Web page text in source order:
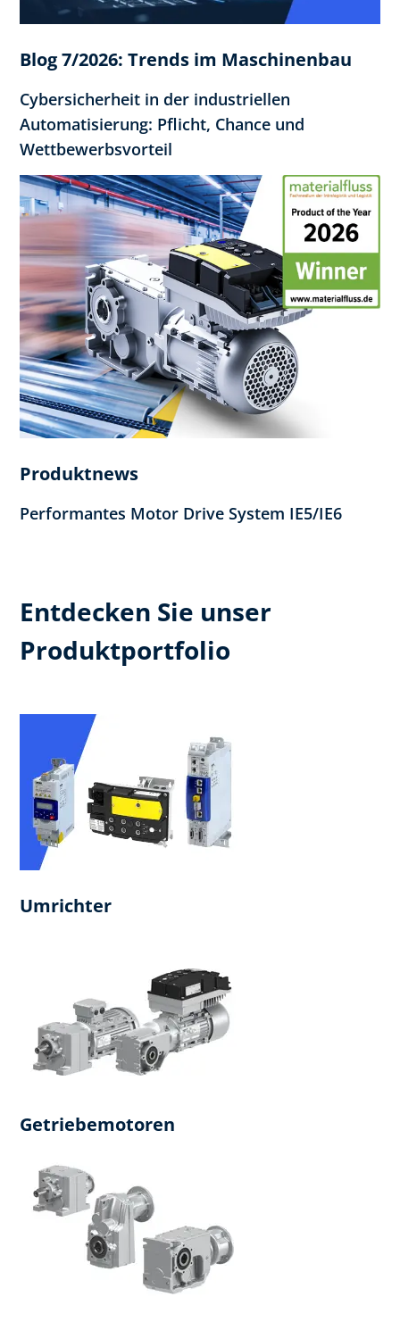
Blog 7/2026: Trends im Maschinenbau
Cybersicherheit in der industriellen
Automatisierung: Pflicht, Chance und
Wettbewerbsvorteil
Produktnews
Performantes Motor Drive System IE5/IE6
Entdecken Sie unser
Produktportfolio
Umrichter
Getriebemotoren